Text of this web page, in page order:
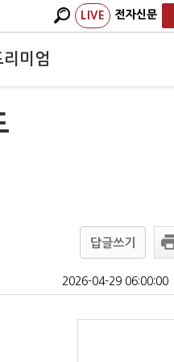
LIVE 전자신문
리미엄
답글쓰기
2026-04-29 06:00:00